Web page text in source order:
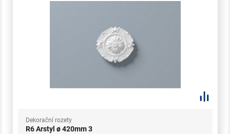
Dekorační rozety
R6 Arstyl ø 420mm 3